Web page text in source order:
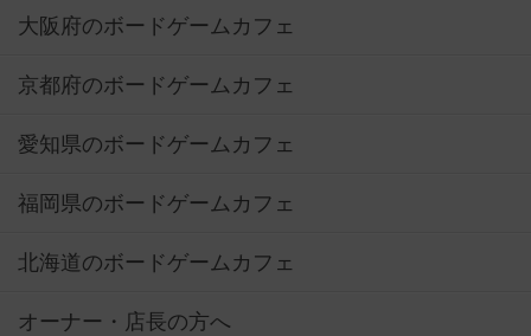
大阪府のボードゲームカフェ
京都府のボードゲームカフェ
愛知県のボードゲームカフェ
福岡県のボードゲームカフェ
北海道のボードゲームカフェ
オーナー・店長の方へ